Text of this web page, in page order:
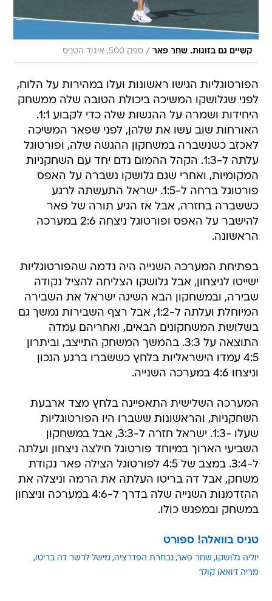
קשיים גם בזוגות. שחר פאר / ספק 500, איגוד הטניס
הפורטוגליות הגישו ראשונות ועלו במהירות על הלוח,
לפני שגלושקו המשיכה ביכולת הטובה שלה ממשחק
היחידות ושמרה על ההגשות שלה כדי לקבוע 1:1.
האורחות שוב עשו את שלהן, לפני שפאר המשיכה
לאכזב כשנשברה במשחקון ההגשה שלה, ופורטוגל
עלתה ל-1:3. הקהל ההמום נדם יחד עם השחקניות
המקומיות, ואחרי שגם גלושקו נשברה על האפס
פורטוגל ברחה ל-1:5. ישראל התעשתה לרגע
כששברה בחזרה, אבל אז הגיע תורה של פאר
להישבר על האפס ופורטוגל ניצחה 2:6 במערכה
הראשונה.
בפתיחת המערכה השנייה היה נדמה שהפורטוגליות
ישייטו לניצחון, אבל גלושקו הצליחה להציל נקודה
שבירה, ובמשחקון הבא השיגה ישראל את השבירה
המיוחלת ועלתה ל-1:2, אבל רצף השבירות נמשך גם
בשלושת המשחקונים הבאים, ואחריהם עמדה
התוצאה על 3:3. בהמשך המשחק התייצב, וביתרון
4:5 עמדו הישראליות בלחץ כששברו ברגע הנכון
וניצחו 4:6 במערכה השנייה.
המערכה השלישית התאפיינה בלחץ מצד ארבעת
השחקניות, והראשונות ששברו היו הפורטוגליות
שעלו -1:3. ישראל חזרה ל-3:3, אבל במשחקון
השביעי הארוך במיוחד פורטוגל חילצה ניצחון ועלתה
ל-3:4. במצב של 4:5 לפורטוגל הצילה פאר נקודת
משחק, אבל דה בריטו העלתה את הרמה וניצלה את
ההזדמנות השנייה שלה בדרך ל-4:6 במערכה וניצחון
במשחק ובמפגש כולו.
טניס בוואלה! ספורט
יוליה גלושקו שחר פאר נבחרת הפדרציה מישל לרשר דה בריטו
מריה ז'ואאו קולר